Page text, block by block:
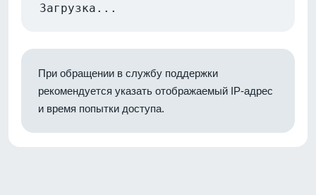
Загрузка...
При обращении в службу поддержки
рекомендуется указать отображаемый IP-адрес
и время попытки доступа.